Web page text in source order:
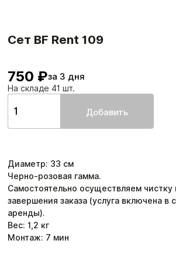
Сет BF Rent 109
750 ₽за 3 дня
На складе 41 шт.
Добавить
Диаметр: 33 см
Черно-розовая гамма.
Самостоятельно осуществляем чистку
завершения заказа (услуга включена в
аренды).
Вес: 1,2 кг
Монтаж: 7 мин